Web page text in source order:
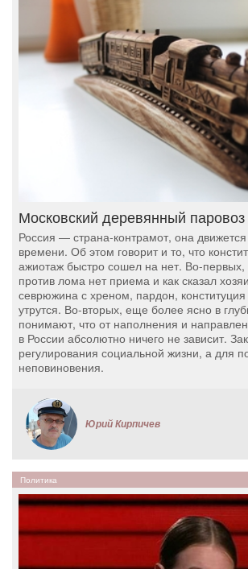
Московский деревянный паровоз
Россия — страна-контрамот, она
времени. Об этом говорит и то, что
ажиотаж быстро сошел на нет. Во-первых,
против лома нет приема и как сказал
севрюжина с хреном, пардон,
утрутся. Во-вторых, еще более ясно в
понимают, что от наполнения и
в России абсолютно ничего не зависит.
регулирования социальной жизни, а для
неповиновения.
Юрий Кирпичев
Политика